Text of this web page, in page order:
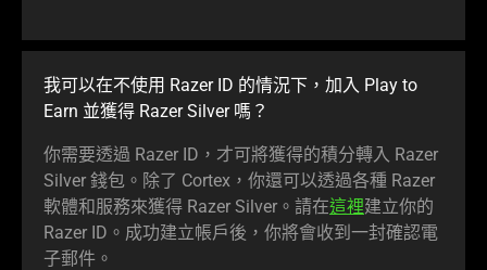
我可以在不使用 Razer ID 的情況下，加入 Play to
Earn 並獲得 Razer Silver 嗎？
你需要透過 Razer ID，才可將獲得的積分轉入 Razer
Silver 錢包。除了 Cortex，你還可以透過各種 Razer
軟體和服務來獲得 Razer Silver。請在這裡建立你的
Razer ID。成功建立帳戶後，你將會收到一封確認電
子郵件。